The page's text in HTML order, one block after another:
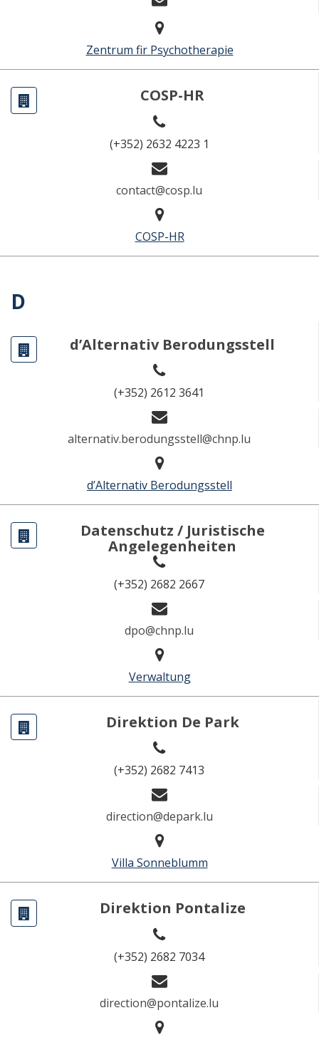
Zentrum fir Psychotherapie
COSP-HR
(+352) 2632 4223 1
contact@cosp.lu
COSP-HR
D
d’Alternativ Berodungsstell
(+352) 2612 3641
alternativ.berodungsstell@chnp.lu
d’Alternativ Berodungsstell
Datenschutz / Juristische
Angelegenheiten
(+352) 2682 2667
dpo@chnp.lu
Verwaltung
Direktion De Park
(+352) 2682 7413
direction@depark.lu
Villa Sonneblumm
Direktion Pontalize
(+352) 2682 7034
direction@pontalize.lu